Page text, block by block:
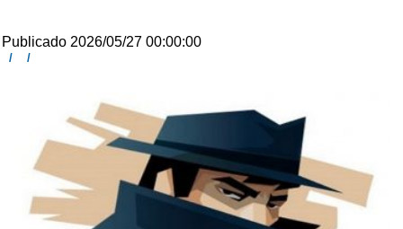
Publicado 2026/05/27 00:00:00
/ /